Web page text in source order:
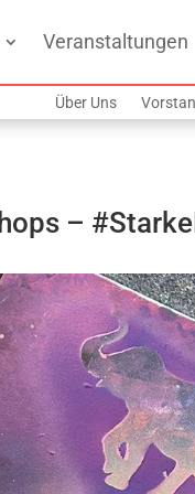
Veranstaltungen
Über Uns
–